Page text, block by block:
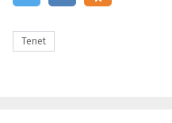
Tenet